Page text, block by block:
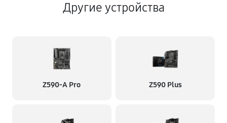
Другие устройства
Z590-A Pro Z590 Plus